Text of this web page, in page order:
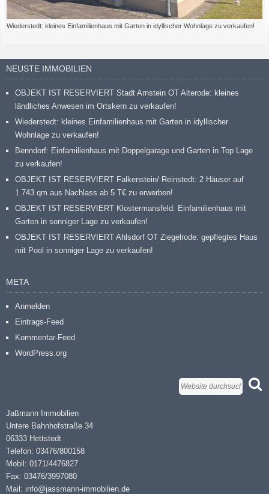
Wiederstedt: kleines Einfamilienhaus mit Garten in idyllischer Wohnlage zu verkaufen!
NEUSTE IMMOBILIEN
OBJEKT IST RESERVIERT Stadt Arnstein OT Alterode: kleines
ländliches Anwesen im Ortskern zu verkaufen!
Wiederstedt: kleines Einfamilienhaus mit Garten in idyllischer
Wohnlage zu verkaufen!
Benndorf: Einfamilienhaus mit Doppelgarage und Garten in Top Lage
zu verkaufen!
OBJEKT IST RESERVIERT Falkenstein/ Reinstedt: 2 Häuser auf
1.743 qm aus Nachlass ab 5 T€ zu erwerben!
OBJEKT IST RESERVIERT Klostermansfeld: Einfamilienhaus mit
Garten in sonniger Lage zu verkaufen!
OBJEKT IST RESERVIERT Ahlsdorf OT Ziegelrode: gepflegtes Haus
mit Pool in sonniger Lage zu verkaufen!
META
Anmelden
Eintrags-Feed
Kommentar-Feed
WordPress.org
Jaßmann Immobilien
Untere Bahnhofstraße 34
06333 Hettstedt
Telefon: 03476/800158
Mobil: 0171/4476827
Fax: 03476/3997080
Mail: info@jassmann-immobilien.de